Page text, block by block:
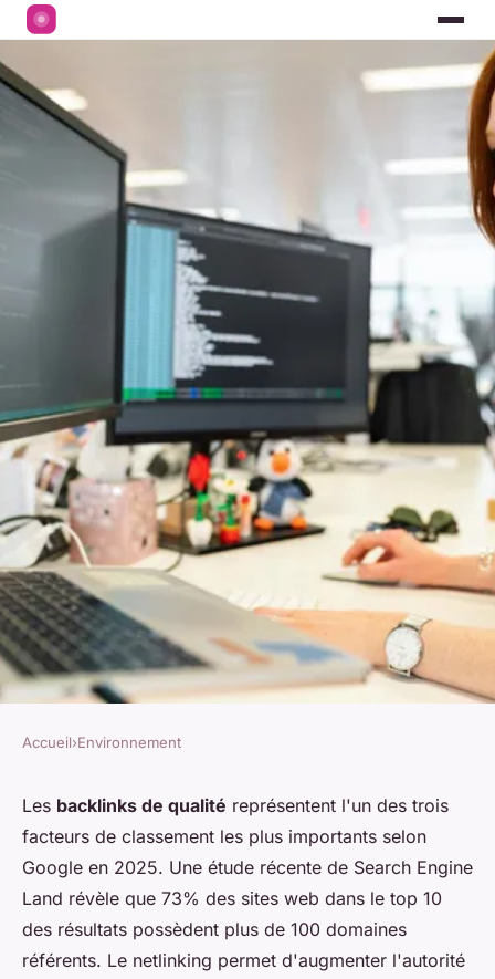
Optimisez votre seo avec
linkuma : backlinks de qualité
Agathe•26 novembre 2025• 7 min de lecture
Accueil›Environnement
Les backlinks de qualité représentent l'un des trois
facteurs de classement les plus importants selon
Google en 2025. Une étude récente de Search Engine
Land révèle que 73% des sites web dans le top 10
des résultats possèdent plus de 100 domaines
référents. Le netlinking permet d'augmenter l'autorité